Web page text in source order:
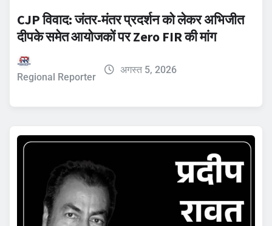
CJP विवाद: जंतर-मंतर प्रदर्शन को लेकर अभिजीत
दीपके समेत आयोजकों पर Zero FIR की मांग
Regional Reporter
अगस्त 5, 2026